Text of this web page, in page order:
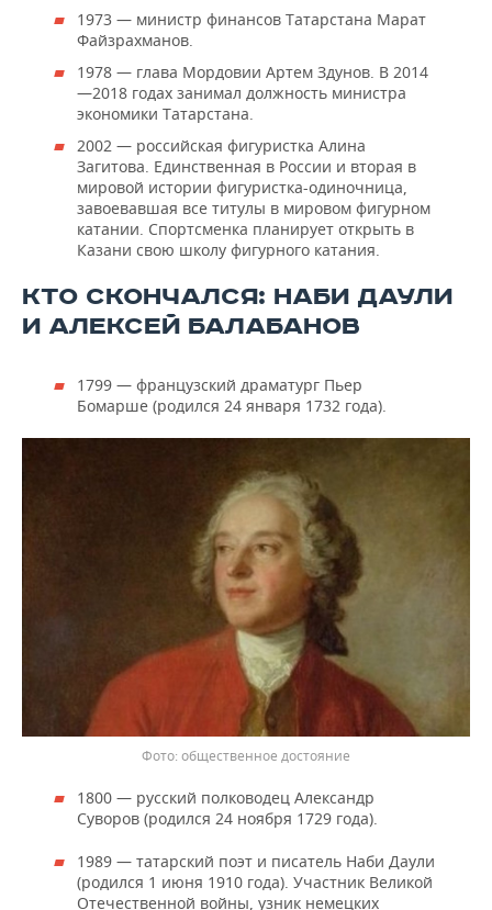
1973 — министр финансов Татарстана Марат
Файзрахманов.
1978 — глава Мордовии Артем Здунов. В 2014
—2018 годах занимал должность министра
экономики Татарстана.
2002 — российская фигуристка Алина
Загитова. Единственная в России и вторая в
мировой истории фигуристка-одиночница,
завоевавшая все титулы в мировом фигурном
катании. Спортсменка планирует открыть в
Казани свою школу фигурного катания.
КТО СКОНЧАЛСЯ: НАБИ ДАУЛИ
И АЛЕКСЕЙ БАЛАБАНОВ
1799 — французский драматург Пьер
Бомарше (родился 24 января 1732 года).
общественное достояние
1800 — русский полководец Александр
Суворов (родился 24 ноября 1729 года).
1989 — татарский поэт и писатель Наби Даули
(родился 1 июня 1910 года). Участник Великой
Отечественной войны, узник немецких